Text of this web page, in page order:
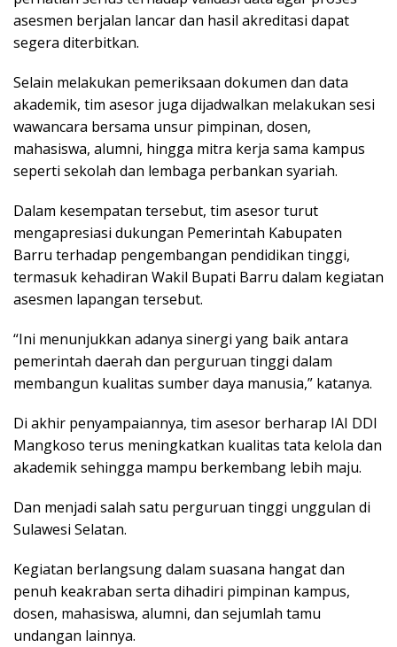
asesmen berjalan lancar dan hasil akreditasi dapat
segera diterbitkan.
Selain melakukan pemeriksaan dokumen dan data
akademik, tim asesor juga dijadwalkan melakukan sesi
wawancara bersama unsur pimpinan, dosen,
mahasiswa, alumni, hingga mitra kerja sama kampus
seperti sekolah dan lembaga perbankan syariah.
Dalam kesempatan tersebut, tim asesor turut
mengapresiasi dukungan Pemerintah Kabupaten
Barru terhadap pengembangan pendidikan tinggi,
termasuk kehadiran Wakil Bupati Barru dalam kegiatan
asesmen lapangan tersebut.
“Ini menunjukkan adanya sinergi yang baik antara
pemerintah daerah dan perguruan tinggi dalam
membangun kualitas sumber daya manusia,” katanya.
Di akhir penyampaiannya, tim asesor berharap IAI DDI
Mangkoso terus meningkatkan kualitas tata kelola dan
akademik sehingga mampu berkembang lebih maju.
Dan menjadi salah satu perguruan tinggi unggulan di
Sulawesi Selatan.
Kegiatan berlangsung dalam suasana hangat dan
penuh keakraban serta dihadiri pimpinan kampus,
dosen, mahasiswa, alumni, dan sejumlah tamu
undangan lainnya.